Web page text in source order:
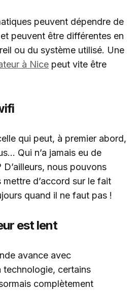
peuvent dépendre de
peuvent être différentes en
ou du système utilisé. Une
à Nice peut vite être
qui peut, à premier abord,
Qui n’a jamais eu de
nous pouvons
d’accord sur le fait
quand il ne faut pas !
est lent
avance avec
technologie, certains
complètement